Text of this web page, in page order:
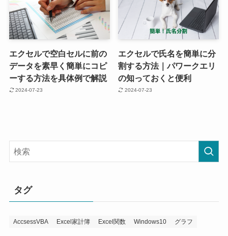
エクセルで空白セルに前の
データを素早く簡単にコピ
ーする方法を具体例で解説
2024-07-23
エクセルで氏名を簡単に分
割する方法｜パワークエリ
の知っておくと便利
2024-07-23
タグ
AccsessVBA Excel家計簿 Excel関数 Windows10 グラフ